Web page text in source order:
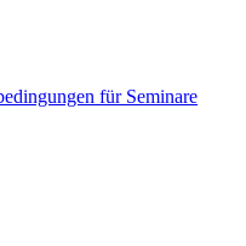
für Seminare